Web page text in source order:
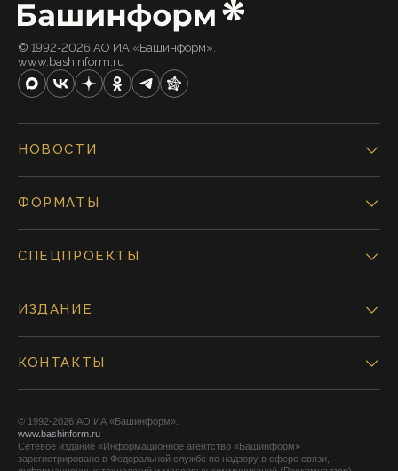
© 1992-2026 АО ИА «Башинформ».
www.bashinform.ru
НОВОСТИ
ФОРМАТЫ
СПЕЦПРОЕКТЫ
ИЗДАНИЕ
КОНТАКТЫ
© 1992-2026 АО ИА «Башинформ».
www.bashinform.ru
Сетевое издание «Информационное агентство «Башинформ»
зарегистрировано в Федеральной службе по надзору в сфере связи,